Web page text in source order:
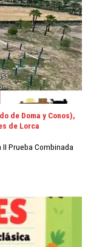
de Doma y Conos),
de Lorca
Prueba Combinada